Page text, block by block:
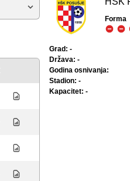
Forma
Grad: -
Država: -
Godina osnivanja:
Stadion: -
Kapacitet: -